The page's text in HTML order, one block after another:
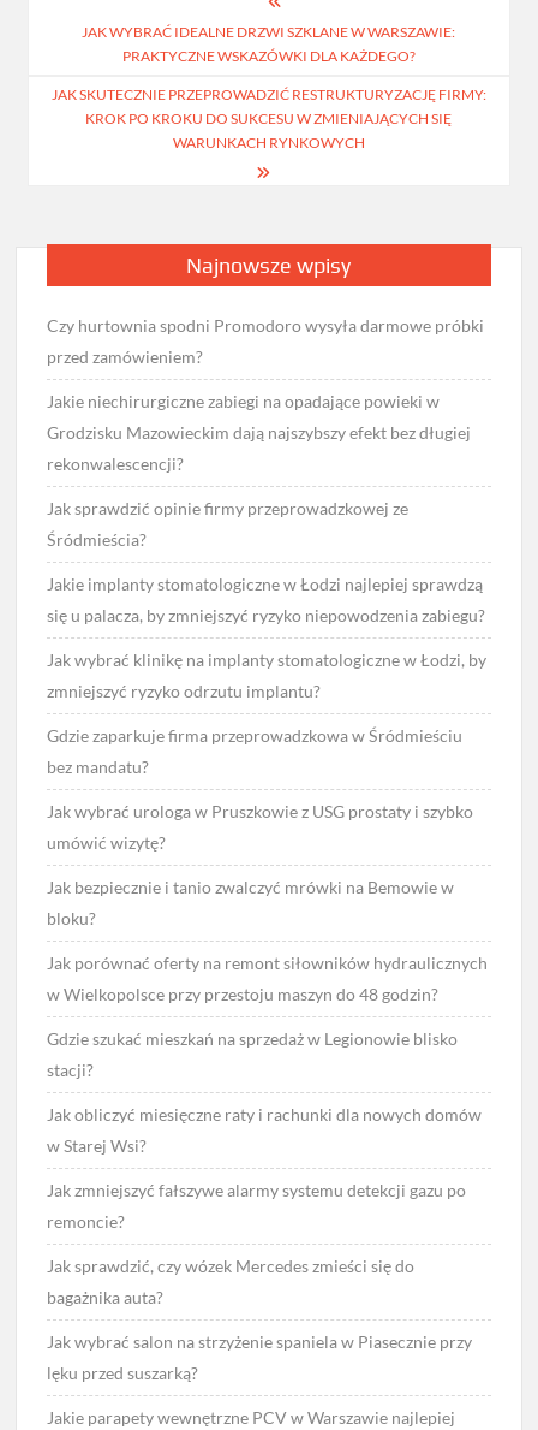
wpisuJAK WYBRAĆ IDEALNE DRZWI SZKLANE W WARSZAWIE:
PRAKTYCZNE WSKAZÓWKI DLA KAŻDEGO?
JAK SKUTECZNIE PRZEPROWADZIĆ RESTRUKTURYZACJĘ FIRMY:
KROK PO KROKU DO SUKCESU W ZMIENIAJĄCYCH SIĘ
WARUNKACH RYNKOWYCH
Najnowsze wpisy
Czy hurtownia spodni Promodoro wysyła darmowe próbki
przed zamówieniem?
Jakie niechirurgiczne zabiegi na opadające powieki w
Grodzisku Mazowieckim dają najszybszy efekt bez długiej
rekonwalescencji?
Jak sprawdzić opinie firmy przeprowadzkowej ze
Śródmieścia?
Jakie implanty stomatologiczne w Łodzi najlepiej sprawdzą
się u palacza, by zmniejszyć ryzyko niepowodzenia zabiegu?
Jak wybrać klinikę na implanty stomatologiczne w Łodzi, by
zmniejszyć ryzyko odrzutu implantu?
Gdzie zaparkuje firma przeprowadzkowa w Śródmieściu
bez mandatu?
Jak wybrać urologa w Pruszkowie z USG prostaty i szybko
umówić wizytę?
Jak bezpiecznie i tanio zwalczyć mrówki na Bemowie w
bloku?
Jak porównać oferty na remont siłowników hydraulicznych
w Wielkopolsce przy przestoju maszyn do 48 godzin?
Gdzie szukać mieszkań na sprzedaż w Legionowie blisko
stacji?
Jak obliczyć miesięczne raty i rachunki dla nowych domów
w Starej Wsi?
Jak zmniejszyć fałszywe alarmy systemu detekcji gazu po
remoncie?
Jak sprawdzić, czy wózek Mercedes zmieści się do
bagażnika auta?
Jak wybrać salon na strzyżenie spaniela w Piasecznie przy
lęku przed suszarką?
Jakie parapety wewnętrzne PCV w Warszawie najlepiej